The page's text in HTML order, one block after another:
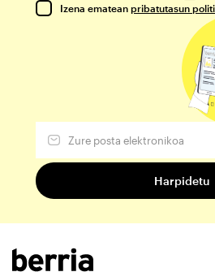
Izena ematean pribatutasun